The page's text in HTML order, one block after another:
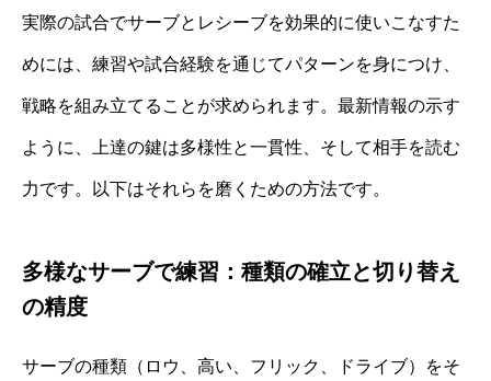
実際の試合でサーブとレシーブを効果的に使いこなすた
めには、練習や試合経験を通じてパターンを身につけ、
戦略を組み立てることが求められます。最新情報の示す
ように、上達の鍵は多様性と一貫性、そして相手を読む
力です。以下はそれらを磨くための方法です。
多様なサーブで練習：種類の確立と切り替え
の精度
サーブの種類（ロウ、高い、フリック、ドライブ）をそ